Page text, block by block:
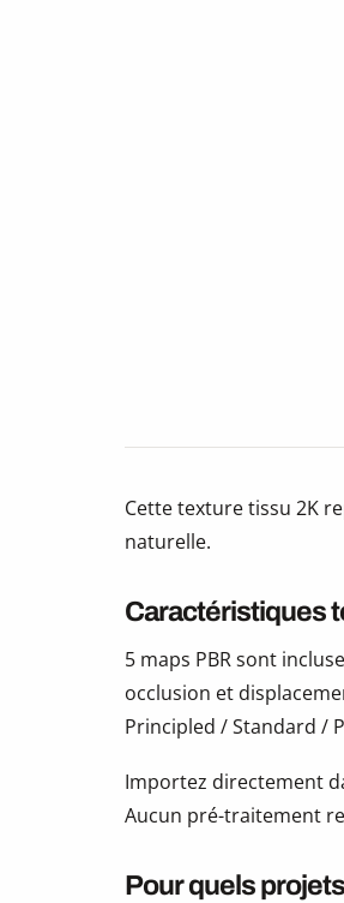
Cette texture tissu 2K
naturelle.
Caractéristiques
5 maps PBR sont
occlusion et
Principled / Standard /
Importez directement
Aucun pré-traitement
Pour quels